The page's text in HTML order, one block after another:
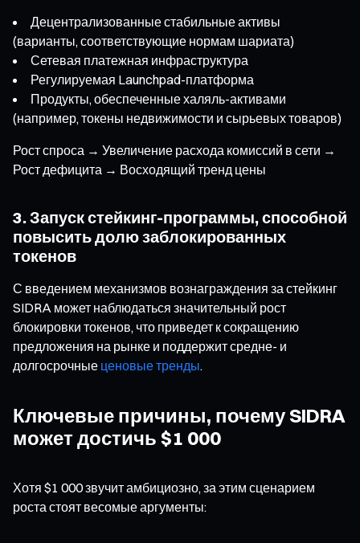
Децентрализованные стабильные активы
(варианты, соответствующие нормам шариата)
Сетевая платежная инфраструктура
Регулируемая Launchpad-платформа
Продукты, обеспеченные халяль-активами
(например, токены недвижимости и сырьевых товаров)
Рост спроса → Увеличение расхода комиссий в сети →
Рост дефицита → Восходящий тренд цены
3. Запуск стейкинг-программы, способной
повысить долю заблокированных
токенов
С введением механизмов вознаграждения за стейкинг
SIDRA может наблюдаться значительный рост
блокировки токенов, что приведет к сокращению
предложения на рынке и поддержит средне- и
долгосрочные ценовые тренды.
Ключевые причины, почему SIDRA
может достичь $1 000
Хотя $1 000 звучит амбициозно, за этим сценарием
роста стоят весомые аргументы: